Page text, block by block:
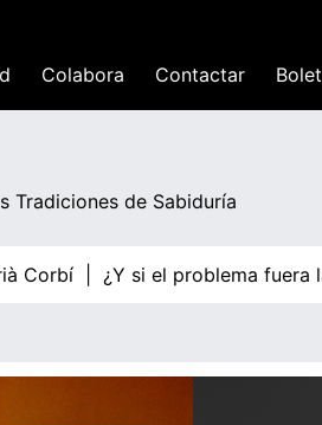
Colabora Contactar
Tradiciones de Sabiduría
Corbí | ¿Y si el problema fuera